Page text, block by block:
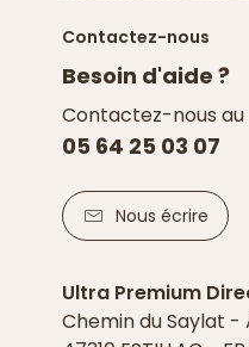
Contactez-nous
Besoin d'aide ?
Contactez-nous au
05 64 25 03 07
Nous écrire
Ultra Premium
Chemin du Saylat -